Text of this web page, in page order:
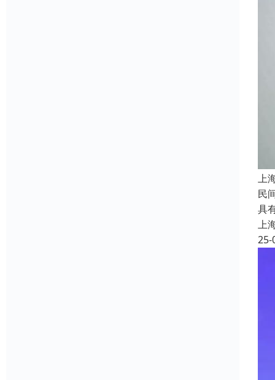
上
民
具
上
25-